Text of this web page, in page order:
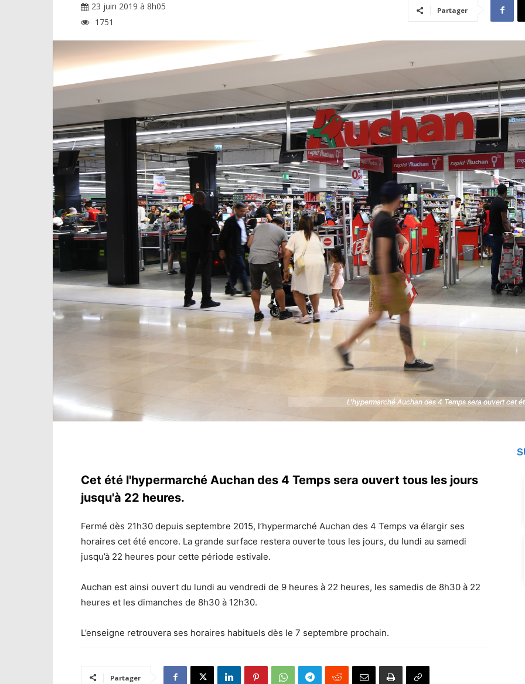
23 juin 2019 à 8h05
1751
Partager
L'hypermarché Auchan des 4 Temps sera ouvert cet
L'hypermarché Auchan des 4 Temps sera ouvert cet
Cet été l'hypermarché Auchan des 4 Temps sera ouvert tous les jours
jusqu'à 22 heures.
Fermé dès 21h30 depuis septembre 2015, l’hypermarché Auchan des 4 Temps va élargir ses
horaires cet été encore. La grande surface restera ouverte tous les jours, du lundi au samedi
jusqu’à 22 heures pour cette période estivale.
Auchan est ainsi ouvert du lundi au vendredi de 9 heures à 22 heures, les samedis de 8h30 à 22
heures et les dimanches de 8h30 à 12h30.
L’enseigne retrouvera ses horaires habituels dès le 7 septembre prochain.
Partager